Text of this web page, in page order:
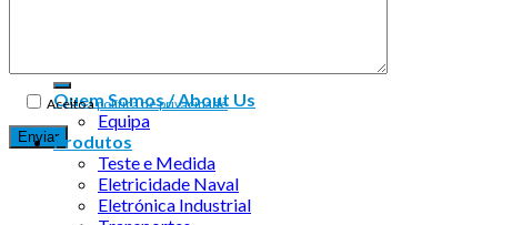
Aceito apolítica de privacidade
Quem Somos / About Us
Equipa
Produtos
Teste e Medida
Eletricidade Naval
Eletrónica Industrial